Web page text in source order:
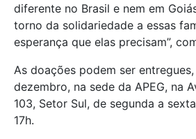
diferente no Brasil e nem em
torno da solidariedade a essas
esperança que elas precisam”,
As doações podem ser
dezembro, na sede da APEG, na
103, Setor Sul, de segunda a
17h.